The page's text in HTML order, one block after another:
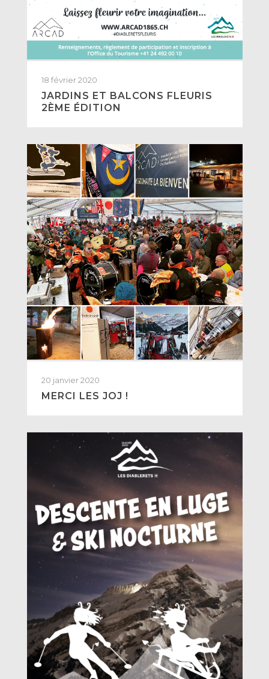
18 février 2020
JARDINS ET BALCONS FLEURIS
2ÈME ÉDITION
20 janvier 2020
MERCI LES JOJ !